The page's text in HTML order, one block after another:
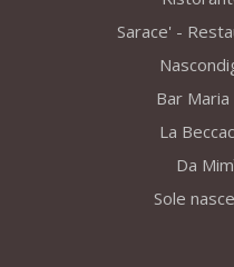
Sarace' -
Bar
La
Da
Sole